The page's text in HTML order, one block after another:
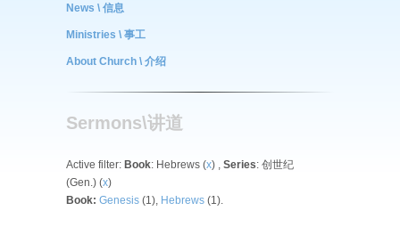
News \ 信息
Ministries \ 事工
About Church \ 介绍
Sermons\讲道
Active filter: Book: Hebrews (x) , Series: 创世纪
(Gen.) (x)
Book: Genesis (1), Hebrews (1).